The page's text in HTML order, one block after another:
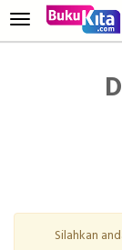
Silahkan